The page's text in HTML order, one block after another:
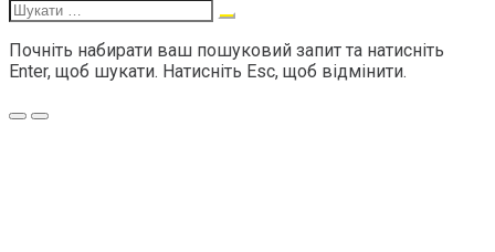
Шукати:
Почніть набирати ваш пошуковий запит та натисніть
Enter, щоб шукати. Натисніть Esc, щоб відмінити.
Меню